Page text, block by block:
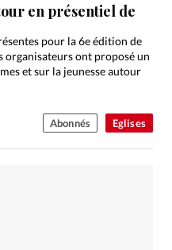
Eglises
en présentiel de
pour la 6e édition de
organisateurs ont proposé un
et sur la jeunesse autour
Abonnés